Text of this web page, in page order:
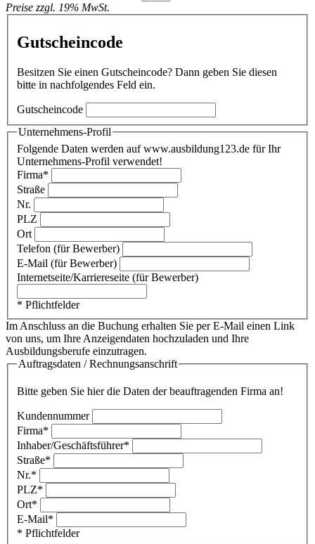
Preise zzgl. 19% MwSt.
Gutscheincode
Besitzen Sie einen Gutscheincode? Dann geben Sie diesen
bitte in nachfolgendes Feld ein.
Gutscheincode
Unternehmens-Profil
Folgende Daten werden auf www.ausbildung123.de für Ihr
Unternehmens-Profil verwendet!
Firma*
Straße
Nr.
PLZ
Ort
Telefon (für Bewerber)
E-Mail (für Bewerber)
Internetseite/Karriereseite (für Bewerber)
* Pflichtfelder
Im Anschluss an die Buchung erhalten Sie per E-Mail einen Link
von uns, um Ihre Anzeigendaten hochzuladen und Ihre
Ausbildungsberufe einzutragen.
Auftragsdaten / Rechnungsanschrift
Bitte geben Sie hier die Daten der beauftragenden Firma an!
Kundennummer
Firma*
Inhaber/Geschäftsführer*
Straße*
Nr.*
PLZ*
Ort*
E-Mail*
* Pflichtfelder